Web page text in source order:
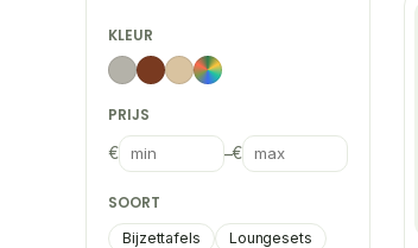
KLEUR
PRIJS
€ –€
SOORT
Bijzettafels
Loungesets